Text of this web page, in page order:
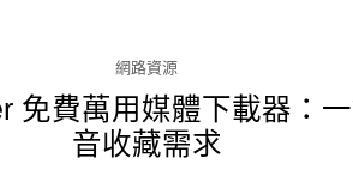
網路資源
免費萬用媒體下載器：
音收藏需求